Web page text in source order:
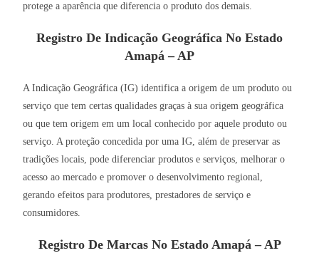
protege a aparência que diferencia o produto dos demais.
Registro De Indicação Geográfica No Estado
Amapá – AP
A Indicação Geográfica (IG) identifica a origem de um produto ou
serviço que tem certas qualidades graças à sua origem geográfica
ou que tem origem em um local conhecido por aquele produto ou
serviço. A proteção concedida por uma IG, além de preservar as
tradições locais, pode diferenciar produtos e serviços, melhorar o
acesso ao mercado e promover o desenvolvimento regional,
gerando efeitos para produtores, prestadores de serviço e
consumidores.
Registro De Marcas No Estado Amapá – AP